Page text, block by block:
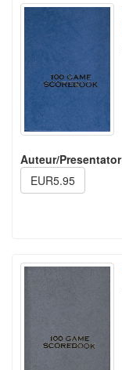
Auteur/Presentator
EUR5.95